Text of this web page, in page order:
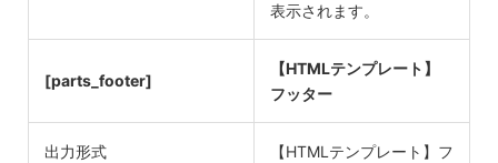
表示されます。
[parts_footer]
【HTMLテンプレート】
フッター
出力形式
【HTMLテンプレート】フ